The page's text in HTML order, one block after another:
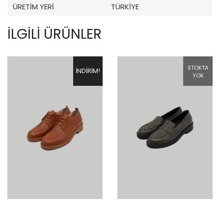
ÜRETIM YERI
TÜRKIYE
İLGILI ÜRÜNLER
İNDIRIM!
STOKTA
YOK